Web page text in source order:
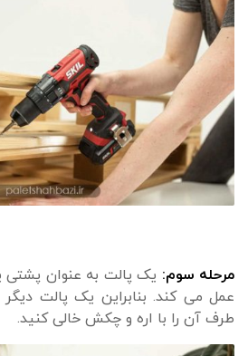
مرحله سوم: یک پالت به عنوان پشتی
عمل می کند. بنابراین یک پالت
طرف آن را با اره و چکش خالی کنید.